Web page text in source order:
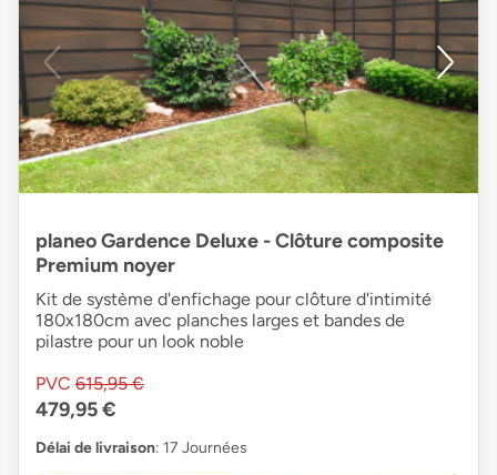
planeo Gardence Deluxe - Clôture composite
Premium noyer
Kit de système d'enfichage pour clôture d'intimité
180x180cm avec planches larges et bandes de
pilastre pour un look noble
PVC 615,95 €
479,95 €
Délai de livraison: 17 Journées